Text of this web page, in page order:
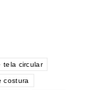
tela circular
costura